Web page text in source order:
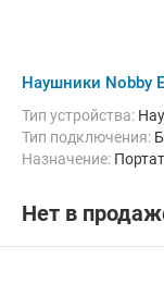
Наушники Nobby
Тип устройства:
Тип подключения:
Назначение:
Нет в